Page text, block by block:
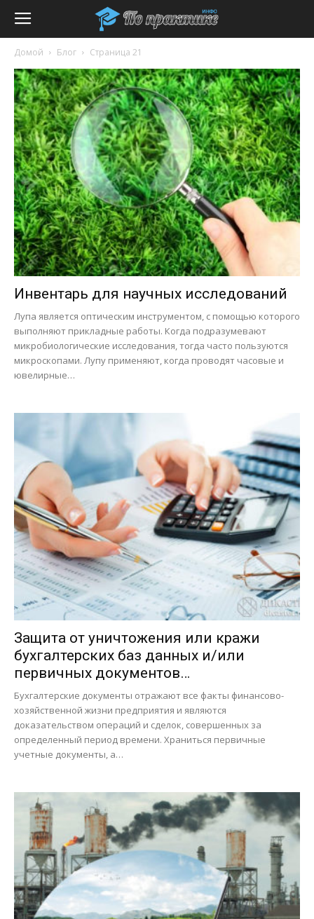
Домой Блог Страница 21
Инвентарь для научных исследований
Лупа является оптическим инструментом, с помощью которого
выполняют прикладные работы. Когда подразумевают
микробиологические исследования, тогда часто пользуются
микроскопами. Лупу применяют, когда проводят часовые и
ювелирные…
Защита от уничтожения или кражи
бухгалтерских баз данных и/или
первичных документов…
Бухгалтерские документы отражают все факты финансово-
хозяйственной жизни предприятия и являются
доказательством операций и сделок, совершенных за
определенный период времени. Храниться первичные
учетные документы, а…